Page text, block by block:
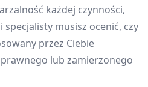
każdej czynności,
musisz ocenić, czy
przez Ciebie
lub zamierzonego